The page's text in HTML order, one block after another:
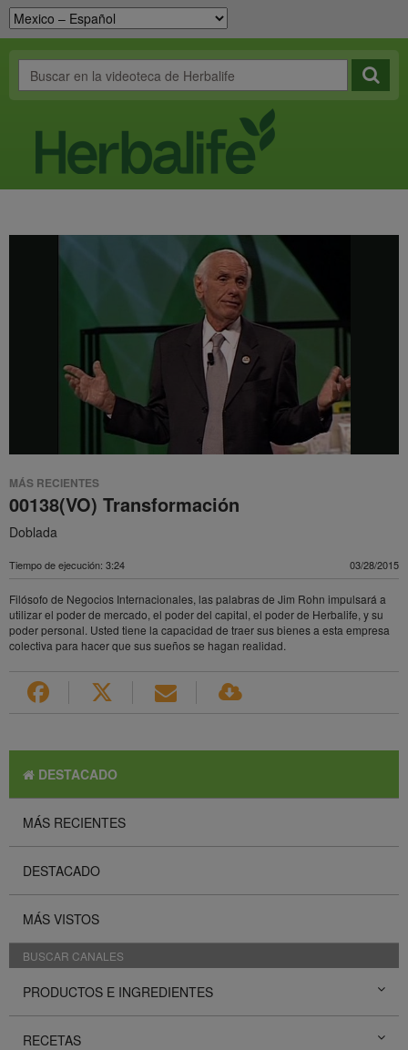
MÁS RECIENTES
00138(VO) Transformación
Doblada
Tiempo de ejecución: 3:24 03/28/2015
Filósofo de Negocios Internacionales, las palabras de Jim Rohn impulsará a
utilizar el poder de mercado, el poder del capital, el poder de Herbalife, y su
poder personal. Usted tiene la capacidad de traer sus bienes a esta empresa
colectiva para hacer que sus sueños se hagan realidad.
DESTACADO
MÁS RECIENTES
DESTACADO
MÁS VISTOS
BUSCAR CANALES
PRODUCTOS E INGREDIENTES
RECETAS